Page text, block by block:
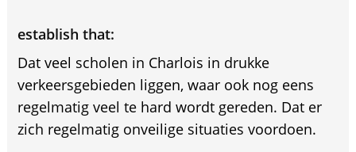
establish that:
Dat veel scholen in Charlois in drukke
verkeersgebieden liggen, waar ook nog eens
regelmatig veel te hard wordt gereden. Dat er
zich regelmatig onveilige situaties voordoen.